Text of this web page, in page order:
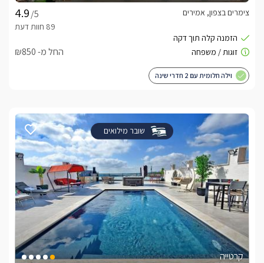
/5
צימרים בצפון, אמירים
החל מ- ₪850
וילה חלומית עם 2 חדרי שינה
שובר מילואים
קרטייה